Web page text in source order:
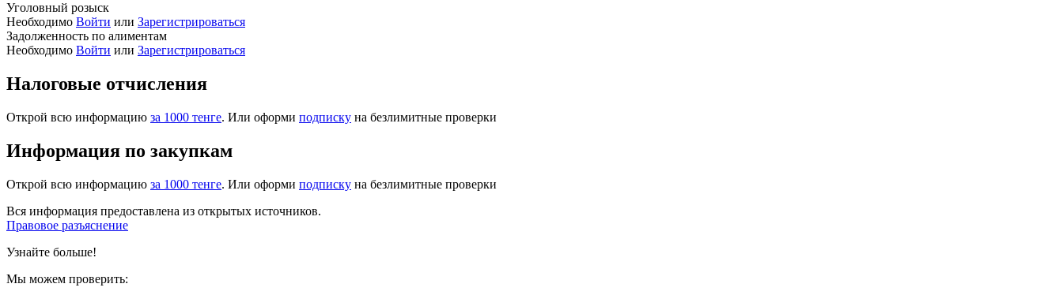
Уголовный розыск
Необходимо Войти или Зарегистрироваться
Задолженность по алиментам
Необходимо Войти или Зарегистрироваться
Налоговые отчисления
Открой всю информацию за 1000 тенге. Или оформи подписку на безлимитные проверки
Информация по закупкам
Открой всю информацию за 1000 тенге. Или оформи подписку на безлимитные проверки
Вся информация предоставлена из открытых источников.
Правовое разъяснение
Узнайте больше!
Мы можем проверить: